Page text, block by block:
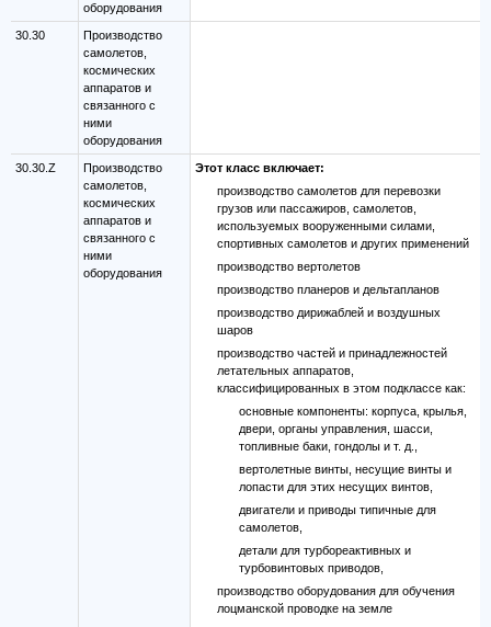
оборудования
30.30
Производство
самолетов,
космических
аппаратов и
связанного с
ними
оборудования
30.30.Z
Производство
самолетов,
космических
аппаратов и
связанного с
ними
оборудования
Этот класс включает:
производство самолетов для перевозки
грузов или пассажиров, самолетов,
используемых вооруженными силами,
спортивных самолетов и других применений
производство вертолетов
производство планеров и дельтапланов
производство дирижаблей и воздушных
шаров
производство частей и принадлежностей
летательных аппаратов,
классифицированных в этом подклассе как:
основные компоненты: корпуса, крылья,
двери, органы управления, шасси,
топливные баки, гондолы и т. д.,
вертолетные винты, несущие винты и
лопасти для этих несущих винтов,
двигатели и приводы типичные для
самолетов,
детали для турбореактивных и
турбовинтовых приводов,
производство оборудования для обучения
лоцманской проводке на земле